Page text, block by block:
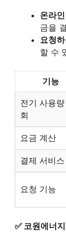
온라
금을
요청
할 수
기능
전기 사용
회
요금 계산
결제 서비스
요청 기능
✅ 코원에너